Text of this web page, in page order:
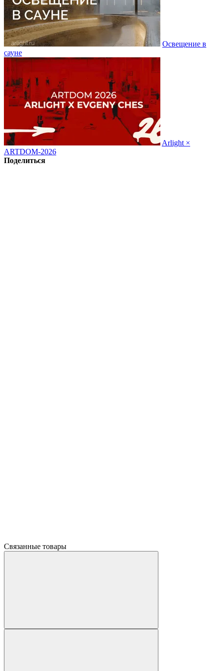
Освещение в
сауне
Arlight ×
ARTDOM-2026
Поделиться
Связанные товары